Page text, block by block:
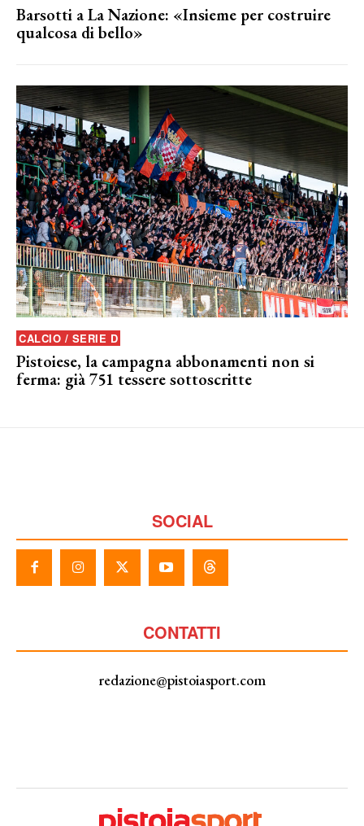
Barsotti a La Nazione: «Insieme per costruire
qualcosa di bello»
CALCIO / SERIE D
Pistoiese, la campagna abbonamenti non si
ferma: già 751 tessere sottoscritte
SOCIAL
CONTATTI
redazione@pistoiasport.com